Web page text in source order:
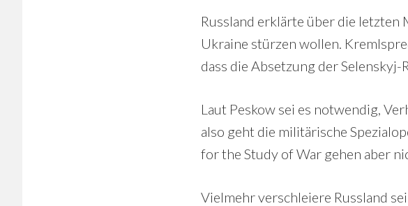
Russland erklärte über die letzten
Ukraine stürzen wollen.
dass die Absetzung der
Laut Peskow sei es notwendig,
also geht die militärische
for the Study of War gehen aber
Vielmehr verschleiere Russland